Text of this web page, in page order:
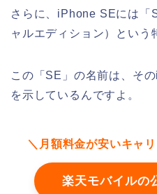
さらに、iPhone SEには
ャルエディション）という
この「SE」の名前は、そ
を示しているんですよ。
＼月額料金が安いキャ
楽天モバイルの